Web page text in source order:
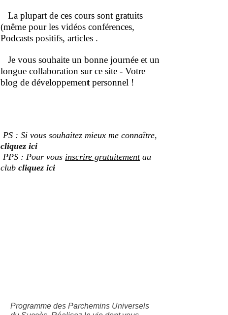
La plupart de ces cours sont gratuits
(même pour les vidéos conférences,
Podcasts positifs, articles .
Je vous souhaite un bonne journée et un
longue collaboration sur ce site - Votre
blog de développement personnel !
PS : Si vous souhaitez mieux me connaître,
cliquez ici
PPS : Pour vous inscrire gratuitementau
club cliquez ici
Programme des Parchemins Universels